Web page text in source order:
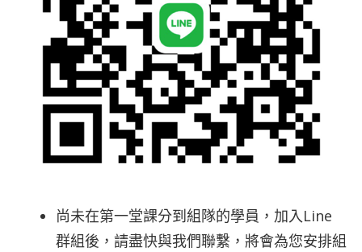
尚未在第一堂課分到組隊的學員，加入Line
群組後，請盡快與我們聯繫，將會為您安排組